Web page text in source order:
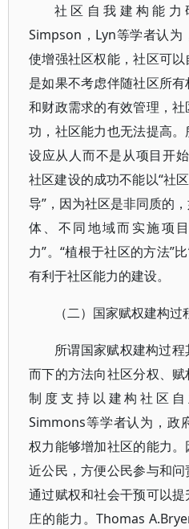
社区自我建构能力
Simpson，Lyn等学者认为
使增强社区权能，社区可
是如果不考虑伴随社区所
和财政需求的有效管理，
功，社区能力也无法提高
设应从人而不是从项目开
社区建设的成功不能以“社
导”，因为社区是非同质的
体、不同地域而实施项
力”。“植根于社区的方法”
有利于社区能力的建设。
（二）国家赋权建构过
所谓国家赋权建构过
而下的方法向社区分权、赋
制度支持以建构社区自
Simmons等学者认为，政
权力能够增加社区的能力
近公民，方便公民参与和问
通过赋权和社会干预可以
庄的能力。Thomas